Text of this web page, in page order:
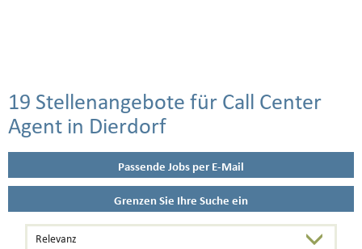
19 Stellenangebote für Call Center
Agent in Dierdorf
Passende Jobs per E-Mail
Grenzen Sie Ihre Suche ein